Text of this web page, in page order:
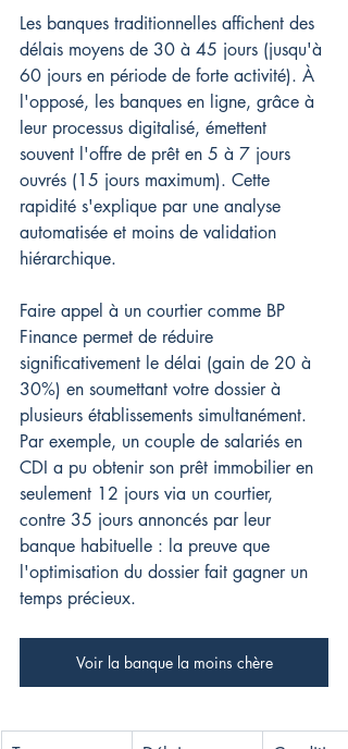
Les banques traditionnelles affichent des
délais moyens de 30 à 45 jours (jusqu'à
60 jours en période de forte activité). À
l'opposé, les banques en ligne, grâce à
leur processus digitalisé, émettent
souvent l'offre de prêt en 5 à 7 jours
ouvrés (15 jours maximum). Cette
rapidité s'explique par une analyse
automatisée et moins de validation
hiérarchique.
Faire appel à un courtier comme BP
Finance permet de réduire
significativement le délai (gain de 20 à
30%) en soumettant votre dossier à
plusieurs établissements simultanément.
Par exemple, un couple de salariés en
CDI a pu obtenir son prêt immobilier en
seulement 12 jours via un courtier,
contre 35 jours annoncés par leur
banque habituelle : la preuve que
l'optimisation du dossier fait gagner un
temps précieux.
Voir la banque la moins chère